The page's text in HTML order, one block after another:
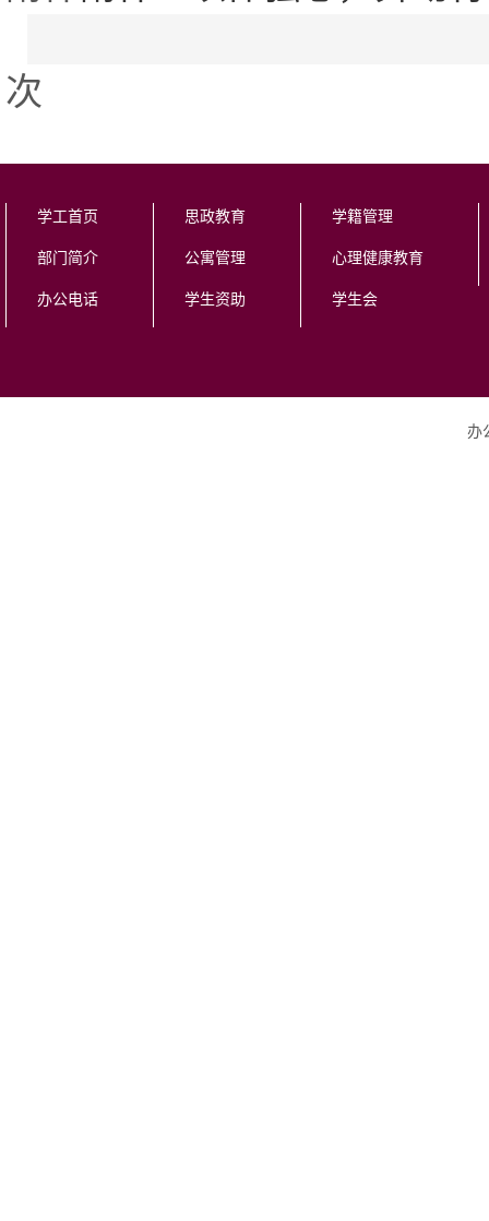
次
学工首页
部门简介
办公电话
思政教育
公寓管理
学生资助
学籍管理
心理健康教育
学生会
办